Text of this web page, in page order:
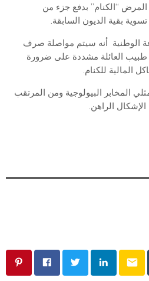
“الكنام” بدفع جزء من
بقية الديون السابقة.
الوطنية أنه سيتم مواصلة صرف
العائلة مشددة على ضرورة
المالية للكنام.
المخابر البيولوجية ومن المرتقب
الراهن.
email